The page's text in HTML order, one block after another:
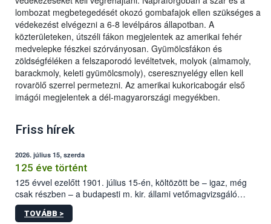
lombozat megbetegedését okozó gombafajok ellen szükséges a
védekezést elvégezni a 6-8 levélpáros állapotban. A
közterületeken, útszéli fákon megjelentek az amerikai fehér
medvelepke fészkei szórványosan. Gyümölcsfákon és
zöldségféléken a felszaporodó levéltetvek, molyok (almamoly,
barackmoly, keleti gyümölcsmoly), cseresznyelégy ellen kell
rovarölő szerrel permetezni. Az amerikai kukoricabogár első
imágói megjelentek a dél-magyarországi megyékben.
Friss hírek
2026. július 15, szerda
125 éve történt
125 évvel ezelőtt 1901. július 15-én, költözött be – igaz, még
csak részben – a budapesti m. kir. állami vetőmagvizsgáló
állomás a Kis Rókus utca 15. szám alatti, Czigler Győző által
tervezett új épületébe.
TOVÁBB >